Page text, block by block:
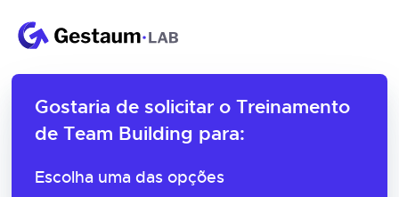
Gostaria de solicitar o Treinamento
de Team Building para:
Escolha uma das opções